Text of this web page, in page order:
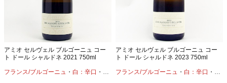
アミオ セルヴェル ブルゴーニュ コー
ト ドール シャルドネ 2021 750ml
フランス/ブルゴーニュ ・ 白：辛口 ・ シャルドネ
アミオ セルヴェル ブルゴーニュ コー
ト ドール シャルドネ 2023 750ml
フランス/ブルゴーニュ ・ 白：辛口 ・ シ